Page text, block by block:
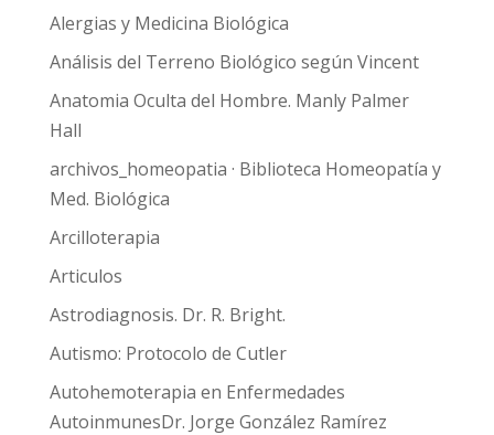
Alergias y Medicina Biológica
Análisis del Terreno Biológico según Vincent
Anatomia Oculta del Hombre. Manly Palmer
Hall
archivos_homeopatia · Biblioteca Homeopatía y
Med. Biológica
Arcilloterapia
Articulos
Astrodiagnosis. Dr. R. Bright.
Autismo: Protocolo de Cutler
Autohemoterapia en Enfermedades
AutoinmunesDr. Jorge González Ramírez